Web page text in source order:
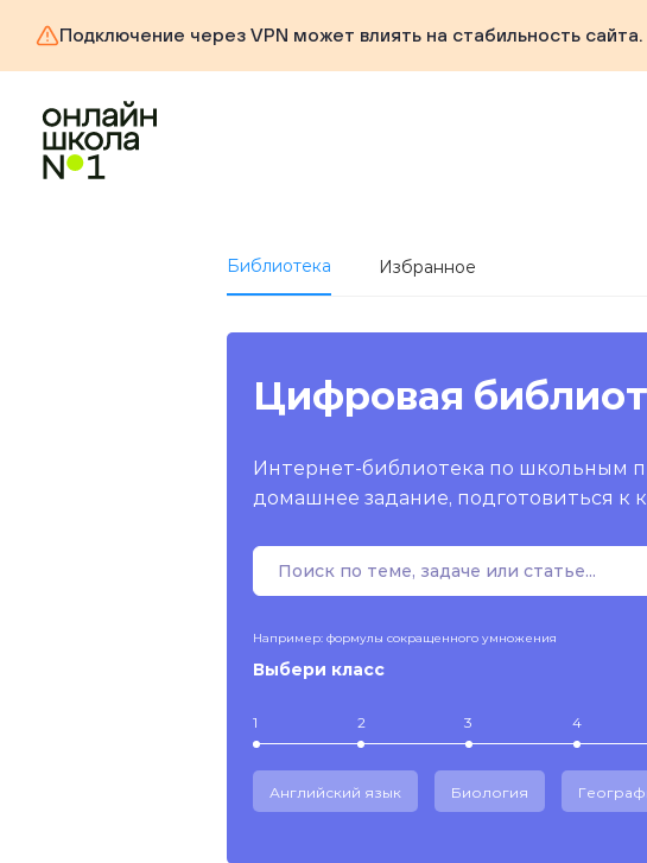
Подключение через VPN может влиять на стабильность
Библиотека Избранное
Цифровая
Интернет-библиотека по школьным
домашнее задание, подготовиться
Например: формулы сокращенного умножения
Выбери класс
1 2 3 4
Английский язык Биология